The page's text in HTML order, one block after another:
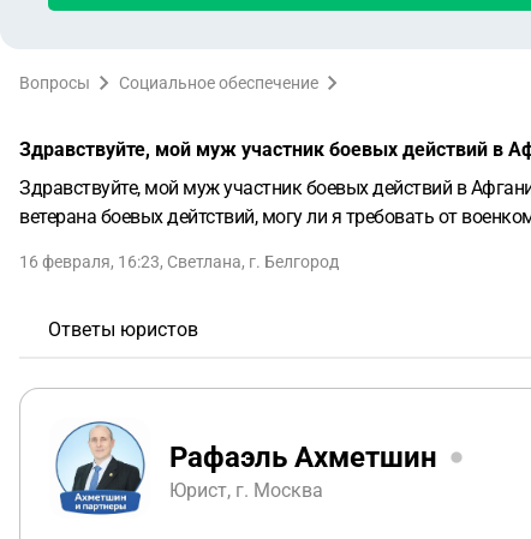
Вопросы Социальное обеспечение
Здравствуйте, мой муж участник боевых действий в
Здравствуйте, мой муж участник боевых действий в
ветерана боевых дейтствий, могу ли я требовать от
16 февраля, 16:23, Светлана, г. Белгород
Ответы юристов
Рафаэль Ахметшин
Юрист, г. Москва